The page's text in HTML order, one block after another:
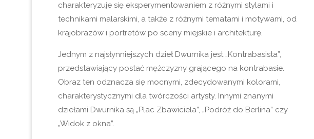
charakteryzuje się eksperymentowaniem z różnymi stylami i
technikami malarskimi, a także z różnymi tematami i motywami, od
krajobrazów i portretów po sceny miejskie i architekturę.
Jednym z najsłynniejszych dzieł Dwurnika jest „Kontrabasista”,
przedstawiający postać mężczyzny grającego na kontrabasie.
Obraz ten odznacza się mocnymi, zdecydowanymi kolorami,
charakterystycznymi dla twórczości artysty. Innymi znanymi
dziełami Dwurnika są „Plac Zbawiciela”, „Podróż do Berlina” czy
„Widok z okna”.